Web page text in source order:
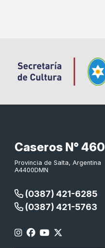
Caseros N° 460
Provincia de Salta, Argentina
A4400DMN
(0387) 421-6285
(0387) 421-5763